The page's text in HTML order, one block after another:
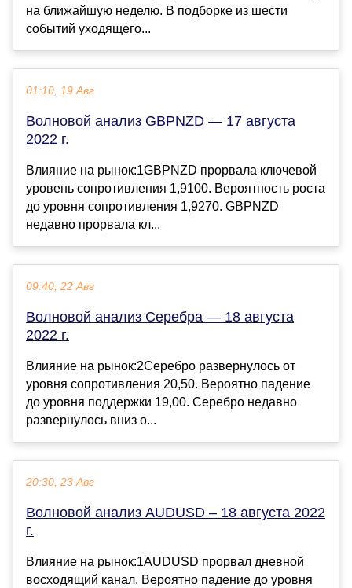
на ближайшую неделю. В подборке из шести
событий уходящего...
01:10, 19 Авг
Волновой анализ GBPNZD — 17 августа
2022 г.
Влияние на рынок:1GBPNZD прорвала ключевой
уровень сопротивления 1,9100. Вероятность роста
до уровня сопротивления 1,9270. GBPNZD
недавно прорвала кл...
09:40, 22 Авг
Волновой анализ Серебра — 18 августа
2022 г.
Влияние на рынок:2Серебро развернулось от
уровня сопротивления 20,50. Вероятно падение
до уровня поддержки 19,00. Серебро недавно
развернулось вниз о...
20:30, 23 Авг
Волновой анализ AUDUSD – 18 августа 2022
г.
Влияние на рынок:1AUDUSD прорвал дневной
восходящий канал. Вероятно падение до уровня